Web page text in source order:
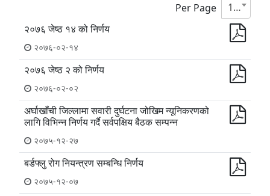
Per Page
10
२०७६ जेष्ठ १४ को निर्णय
२०७६-०२-१४
२०७६ जेष्ठ २ को निर्णय
२०७६-०२-०२
अर्घाखाँची जिल्लामा सवारी दुर्घटना जोखिम न्यूनिकरणको
लागि विभिन्न निर्णय गर्दै सर्वपक्षिय बैठक सम्पन्न
२०७५-१२-२७
बर्डफ्लु रोग नियन्त्रण सम्बन्धि निर्णय
२०७५-१२-०७